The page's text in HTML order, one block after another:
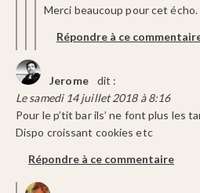
Merci beaucoup pour cet
Répondre à ce
Jerome
dit :
Le samedi 14 juillet 2018 à 8:16
Pour le p’tit bar ils’ ne font plus les
Dispo croissant cookies etc
Répondre à ce commentaire